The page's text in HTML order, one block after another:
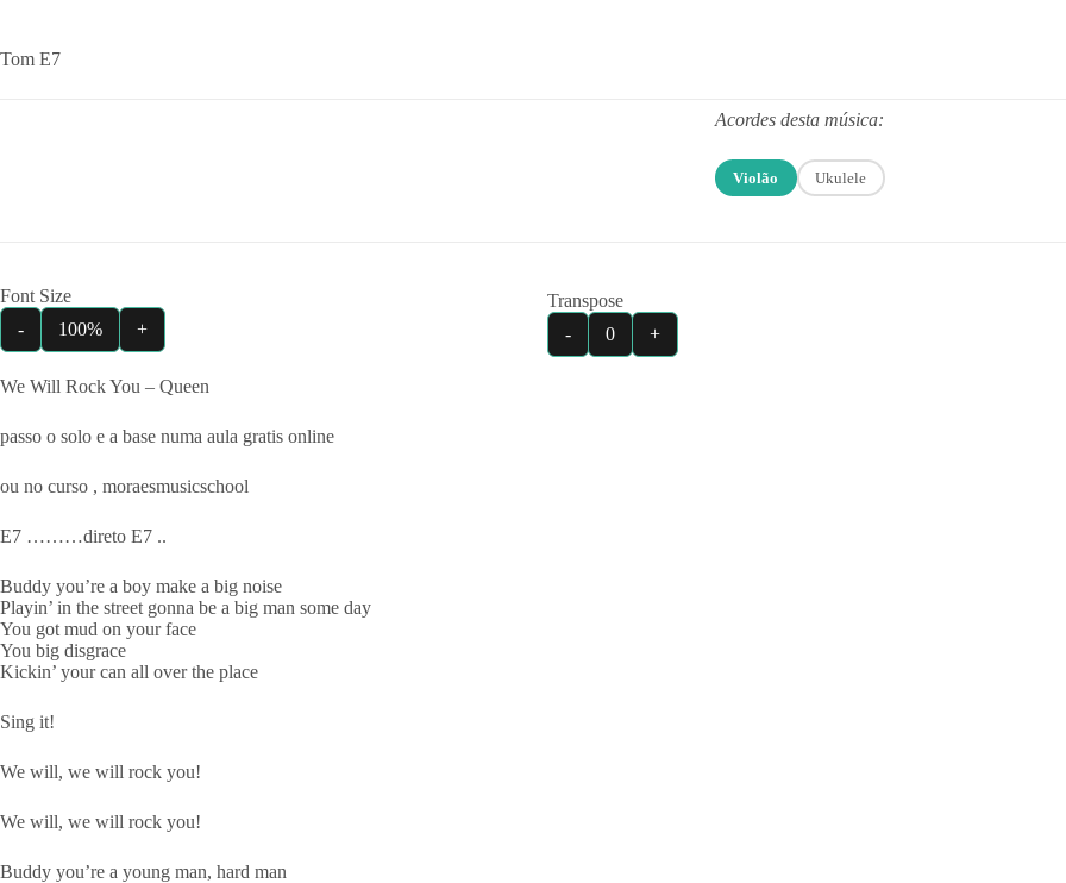
Tom E7
Acordes desta música:
Violão Ukulele
Font Size
-
100% +
Transpose
-
0 +
We Will Rock You – Queen
passo o solo e a base numa aula gratis online
ou no curso , moraesmusicschool
E7 ………direto E7 ..
Buddy you’re a boy make a big noise
Playin’ in the street gonna be a big man some day
You got mud on your face
You big disgrace
Kickin’ your can all over the place
Sing it!
We will, we will rock you!
We will, we will rock you!
Buddy you’re a young man, hard man